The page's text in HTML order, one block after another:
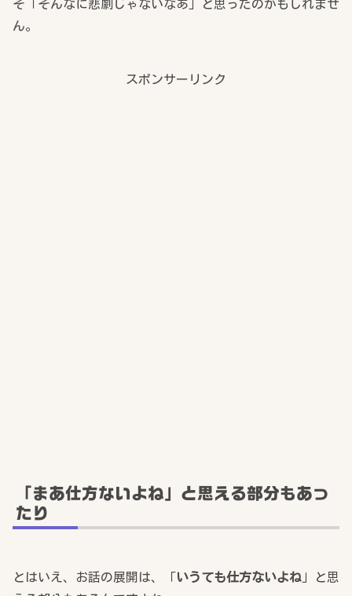
そ「そんなに悲劇じゃないなあ」と思ったのかもしれませ
ん。
スポンサーリンク
「まあ仕方ないよね」と思える部分もあっ
たり
とはいえ、お話の展開は、「いうても仕方ないよね 」と思